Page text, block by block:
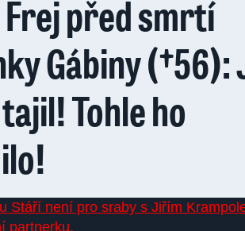
Frej před smrtí
Gábiny (†56):
Tohle ho